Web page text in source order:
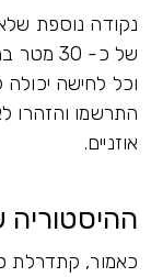
נקודה נוספת
של כ-
וכל לחישה
התרשמו והזהרו
אוזניים.
כאמור, קתדרלת